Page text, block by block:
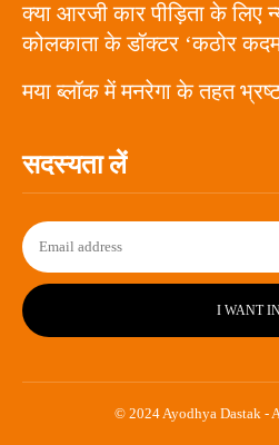
क्या आरजी कार पीड़िता के लिए
कोलकाता के डॉक्टर ‘कठोर
मया ब्लॉक में मनरेगा के तहत
सदस्यता लें
I WANT
© 2024 Ayodhya Dastak -